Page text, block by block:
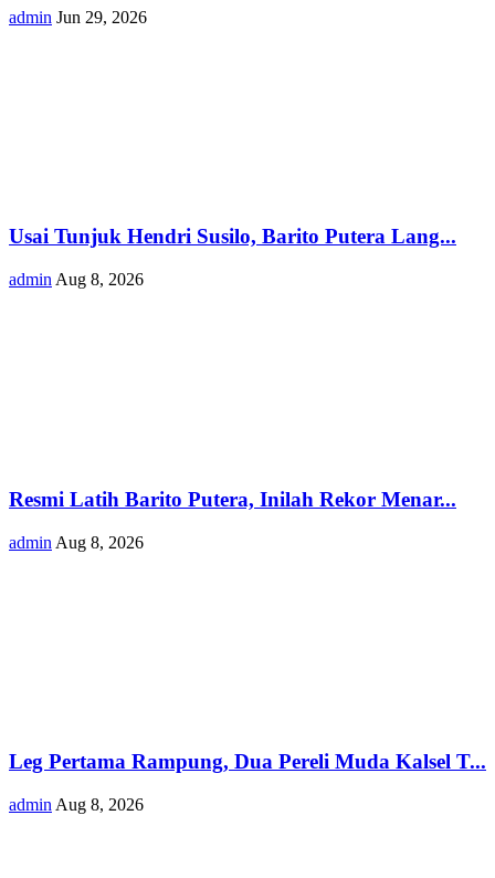
admin Jun 29, 2026
Usai Tunjuk Hendri Susilo, Barito Putera Lang...
admin Aug 8, 2026
Resmi Latih Barito Putera, Inilah Rekor Menar...
admin Aug 8, 2026
Leg Pertama Rampung, Dua Pereli Muda Kalsel T...
admin Aug 8, 2026